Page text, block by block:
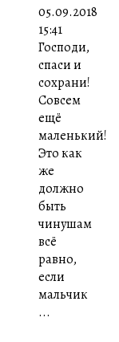
05.09.2018
15:41
Господи,
спаси и
сохрани!
Совсем
ещё
маленький!
Это как
же
должно
быть
чинушам
всё
равно,
если
мальчик
...